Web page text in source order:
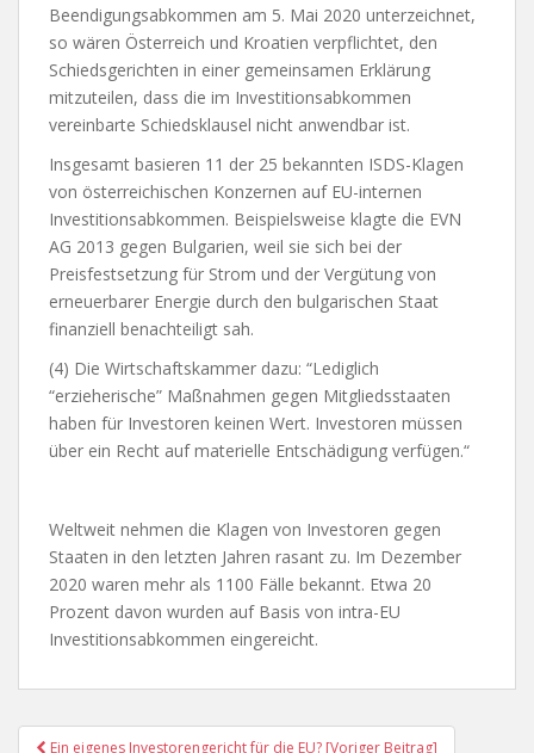
Beendigungsabkommen am 5. Mai 2020 unterzeichnet,
so wären Österreich und Kroatien verpflichtet, den
Schiedsgerichten in einer gemeinsamen Erklärung
mitzuteilen, dass die im Investitionsabkommen
vereinbarte Schiedsklausel nicht anwendbar ist.
Insgesamt basieren 11 der 25 bekannten ISDS-Klagen
von österreichischen Konzernen auf EU-internen
Investitionsabkommen. Beispielsweise klagte die EVN
AG 2013 gegen Bulgarien, weil sie sich bei der
Preisfestsetzung für Strom und der Vergütung von
erneuerbarer Energie durch den bulgarischen Staat
finanziell benachteiligt sah.
(4) Die Wirtschaftskammer dazu: “Lediglich
“erzieherische” Maßnahmen gegen Mitgliedsstaaten
haben für Investoren keinen Wert. Investoren müssen
über ein Recht auf materielle Entschädigung verfügen.“
Weltweit nehmen die Klagen von Investoren gegen
Staaten in den letzten Jahren rasant zu. Im Dezember
2020 waren mehr als 1100 Fälle bekannt. Etwa 20
Prozent davon wurden auf Basis von intra-EU
Investitionsabkommen eingereicht.
PostEin eigenes Investorengericht für die EU? [Voriger Beitrag]